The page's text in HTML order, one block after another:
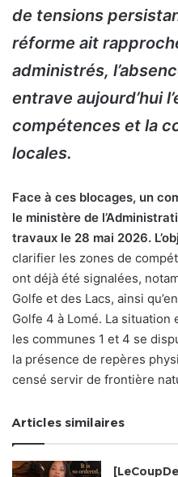
de tensions
réforme ait
administrés,
entrave aujourd’hui
compétences et la
locales.
Face à ces blocages, un
le ministère de
travaux le 28 mai 2026.
clarifier les zones de
ont déjà été signalées,
Golfe et des Lacs, ainsi
Golfe 4 à Lomé. La
les communes 1 et 4 se
la présence de repères
censé servir de frontière
Articles similaires